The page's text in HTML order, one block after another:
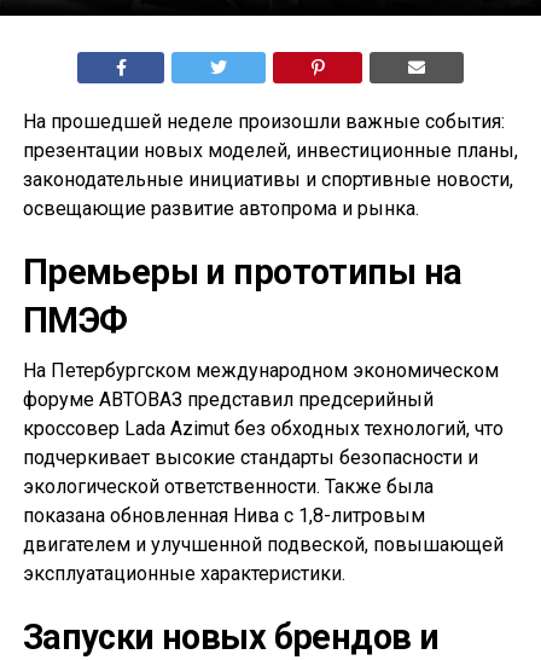
На прошедшей неделе произошли важные события:
презентации новых моделей, инвестиционные планы,
законодательные инициативы и спортивные новости,
освещающие развитие автопрома и рынка.
Премьеры и прототипы на
ПМЭФ
На Петербургском международном экономическом
форуме АВТОВАЗ представил предсерийный
кроссовер Lada Azimut без обходных технологий, что
подчеркивает высокие стандарты безопасности и
экологической ответственности. Также была
показана обновленная Нива с 1,8-литровым
двигателем и улучшенной подвеской, повышающей
эксплуатационные характеристики.
Запуски новых брендов и